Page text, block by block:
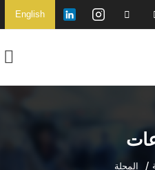
English
المجلة